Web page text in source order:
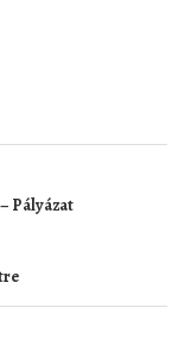
Pályázat